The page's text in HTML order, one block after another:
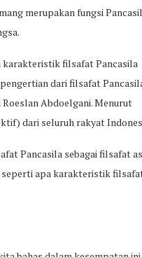
merupakan fungsi
karakteristik filsafat Pancasila
dari filsafat
Abdoelgani. Menurut
dari seluruh rakyat
Pancasila sebagai filsafat
seperti apa karakteristik